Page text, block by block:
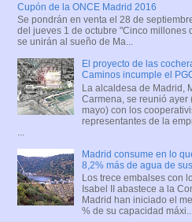
Cupón de la ONCE Madrid 2016
Se pondrán en venta el 28 de
del jueves 1 de octubre "Cinco millones
se unirán al sueño de Ma...
El proyecto de las
Caminos incumple el
La alcaldesa de Madrid,
Carmena, se reunió ayer
mayo) con los
representantes de la
Madrid consume en lo
8,2% más de agua de
Los trece embalses con
Isabel II abastece a la
Madrid han iniciado el
% de su capacidad